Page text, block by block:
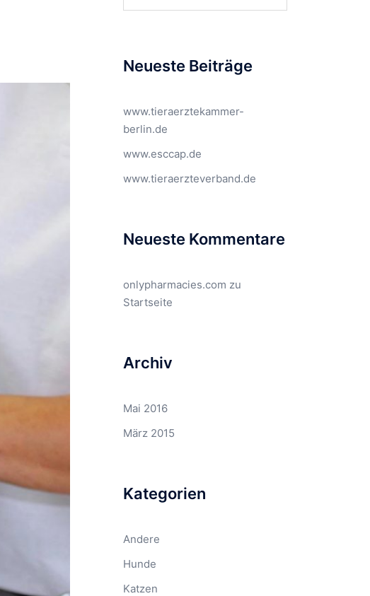
Neueste Beiträge
www.tieraerztekammer-
berlin.de
www.esccap.de
www.tieraerzteverband.de
Neueste Kommentare
onlypharmacies.com zu
Startseite
Archiv
Mai 2016
März 2015
Kategorien
Andere
Hunde
Katzen